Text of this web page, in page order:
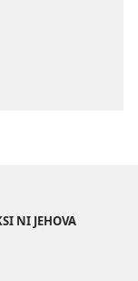
NI JEHOVA